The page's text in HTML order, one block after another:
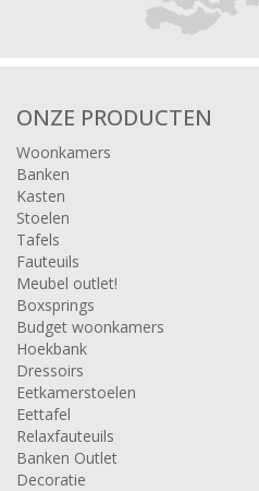
ONZE PRODUCTEN
Woonkamers
Banken
Kasten
Stoelen
Tafels
Fauteuils
Meubel outlet!
Boxsprings
Budget woonkamers
Hoekbank
Dressoirs
Eetkamerstoelen
Eettafel
Relaxfauteuils
Banken Outlet
Decoratie